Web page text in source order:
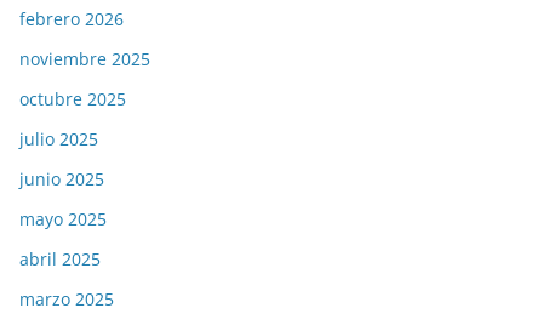
febrero 2026
noviembre 2025
octubre 2025
julio 2025
junio 2025
mayo 2025
abril 2025
marzo 2025